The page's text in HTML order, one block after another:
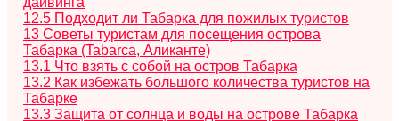
12.5 Подходит ли Табарка для пожилых туристов
13 Советы туристам для посещения острова
Табарка (Tabarca, Аликанте)
13.1 Что взять с собой на остров Табарка
13.2 Как избежать большого количества туристов на
Табарке
13.3 Защита от солнца и воды на острове Табарка